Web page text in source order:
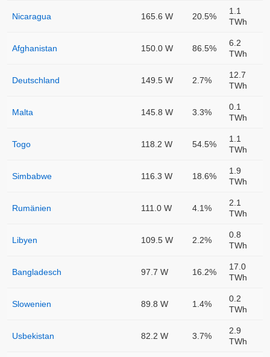
Nicaragua 165.6 W 20.5%
1.1
TWh
Afghanistan 150.0 W 86.5%
6.2
TWh
Deutschland 149.5 W 2.7%
12.7
TWh
Malta 145.8 W 3.3%
0.1
TWh
Togo 118.2 W 54.5%
1.1
TWh
Simbabwe 116.3 W 18.6%
1.9
TWh
Rumänien 111.0 W 4.1%
2.1
TWh
Libyen 109.5 W 2.2%
0.8
TWh
Bangladesch 97.7 W 16.2%
17.0
TWh
Slowenien 89.8 W 1.4%
0.2
TWh
Usbekistan 82.2 W 3.7%
2.9
TWh